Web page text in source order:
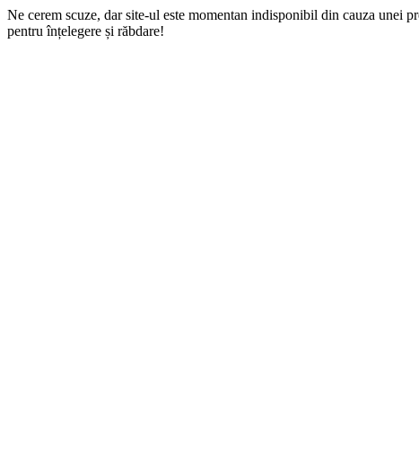
Ne cerem scuze, dar site-ul este momentan indisponibil din cauza unei
pentru înțelegere și răbdare!